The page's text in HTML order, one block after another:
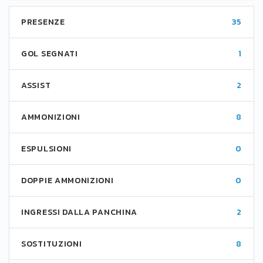
PRESENZE 35
GOL SEGNATI 1
ASSIST 2
AMMONIZIONI 8
ESPULSIONI 0
DOPPIE AMMONIZIONI 0
INGRESSI DALLA PANCHINA 2
SOSTITUZIONI 8